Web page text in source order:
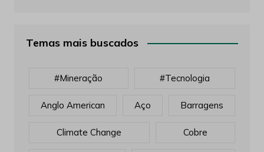
Temas mais buscados
#mineração #tecnologia
Anglo American Aço Barragens
Climate Change Cobre